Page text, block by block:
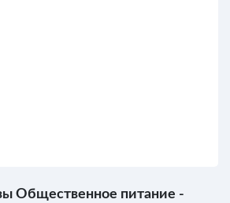
Общественное питание -